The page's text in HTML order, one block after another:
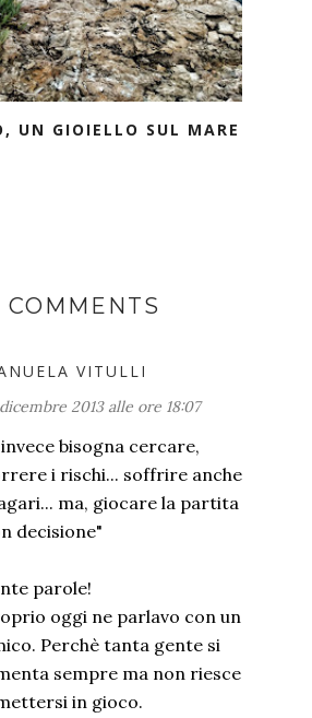
UN GIOIELLO SUL MARE
COMMENTS
VITULLI
2013 alle ore 18:07
bisogna cercare,
i rischi... soffrire anche
ma, giocare la partita
decisione"
parole!
oggi ne parlavo con un
Perchè tanta gente si
sempre ma non riesce
in gioco.